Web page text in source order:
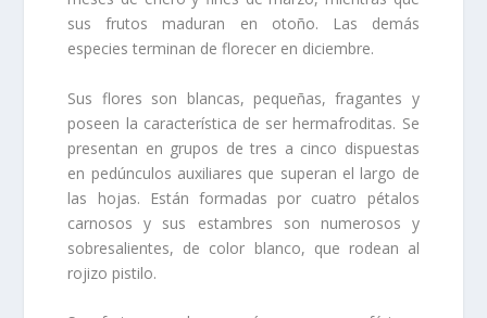
sus frutos maduran en otoño. Las demás
especies terminan de florecer en diciembre.
Sus flores son blancas, pequeñas, fragantes y
poseen la característica de ser hermafroditas. Se
presentan en grupos de tres a cinco dispuestas
en pedúnculos auxiliares que superan el largo de
las hojas. Están formadas por cuatro pétalos
carnosos y sus estambres son numerosos y
sobresalientes, de color blanco, que rodean al
rojizo pistilo.